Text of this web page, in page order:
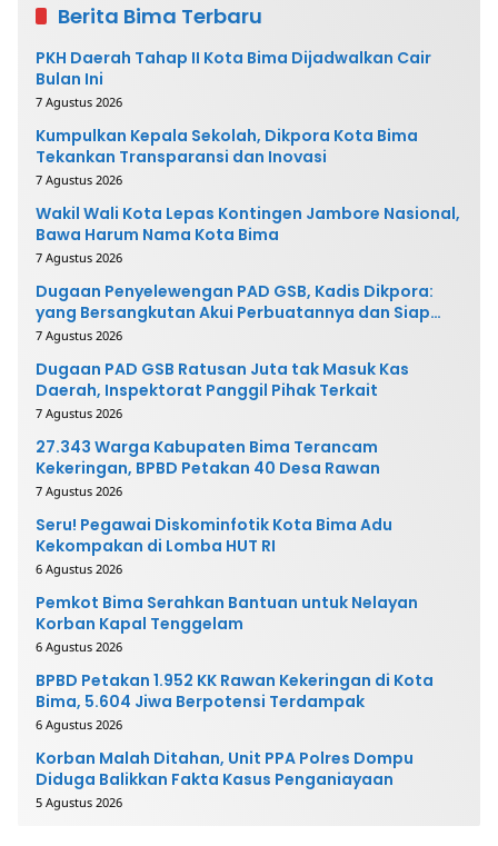
Berita Bima Terbaru
PKH Daerah Tahap II Kota Bima Dijadwalkan Cair
Bulan Ini
7 Agustus 2026
Kumpulkan Kepala Sekolah, Dikpora Kota Bima
Tekankan Transparansi dan Inovasi
7 Agustus 2026
Wakil Wali Kota Lepas Kontingen Jambore Nasional,
Bawa Harum Nama Kota Bima
7 Agustus 2026
Dugaan Penyelewengan PAD GSB, Kadis Dikpora:
yang Bersangkutan Akui Perbuatannya dan Siap
Mengembalikan Uang
7 Agustus 2026
Dugaan PAD GSB Ratusan Juta tak Masuk Kas
Daerah, Inspektorat Panggil Pihak Terkait
7 Agustus 2026
27.343 Warga Kabupaten Bima Terancam
Kekeringan, BPBD Petakan 40 Desa Rawan
7 Agustus 2026
Seru! Pegawai Diskominfotik Kota Bima Adu
Kekompakan di Lomba HUT RI
6 Agustus 2026
Pemkot Bima Serahkan Bantuan untuk Nelayan
Korban Kapal Tenggelam
6 Agustus 2026
BPBD Petakan 1.952 KK Rawan Kekeringan di Kota
Bima, 5.604 Jiwa Berpotensi Terdampak
6 Agustus 2026
Korban Malah Ditahan, Unit PPA Polres Dompu
Diduga Balikkan Fakta Kasus Penganiayaan
5 Agustus 2026